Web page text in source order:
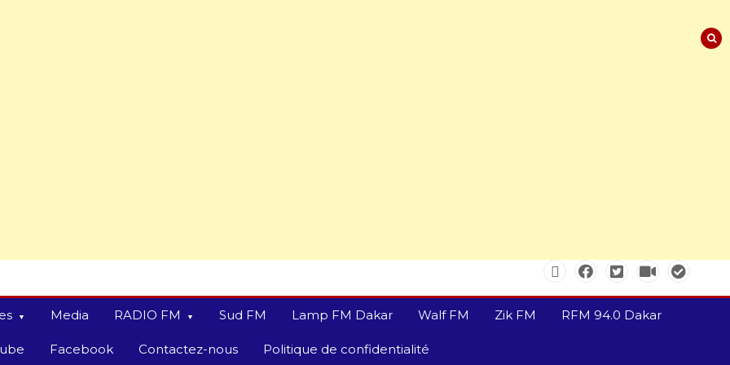
Media RADIO FM Sud FM Lamp FM Dakar Walf FM Zik FM RFM 94.0 Dakar
Facebook Contactez-nous Politique de confidentialité
Sénégal – FMI : les
discussions se poursuivent
autour du rapport ROSC
2 min 221